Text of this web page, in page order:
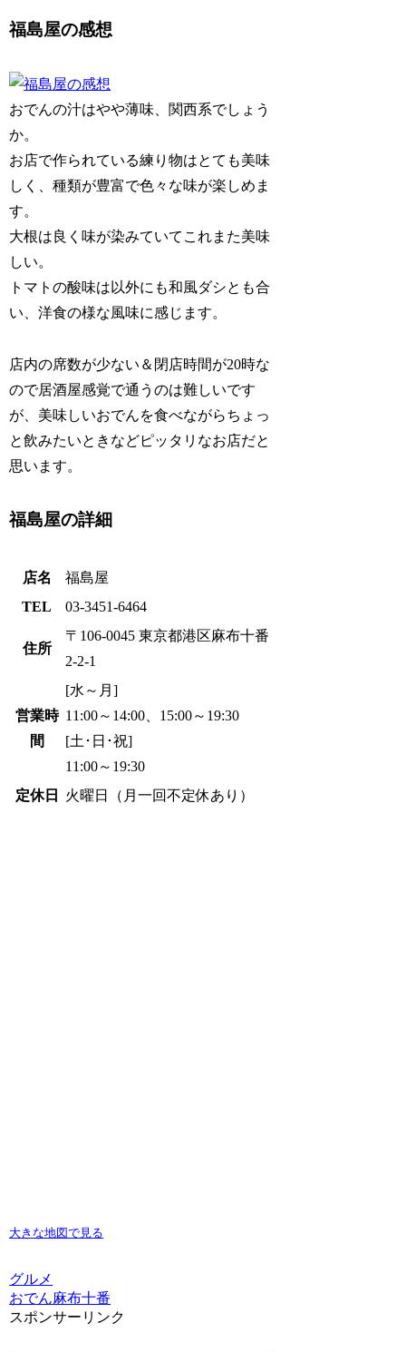
福島屋の感想
おでんの汁はやや薄味、関西系でしょう
か。
お店で作られている練り物はとても美味
しく、種類が豊富で色々な味が楽しめま
す。
大根は良く味が染みていてこれまた美味
しい。
トマトの酸味は以外にも和風ダシとも合
い、洋食の様な風味に感じます。
店内の席数が少ない＆閉店時間が20時な
ので居酒屋感覚で通うのは難しいです
が、美味しいおでんを食べながらちょっ
と飲みたいときなどピッタリなお店だと
思います。
福島屋の詳細
店名
福島屋
TEL
03-3451-6464
住所
〒106-0045 東京都港区麻布十番
2-2-1
営業時
間
[水～月]
11:00～14:00、15:00～19:30
[土･日･祝]
11:00～19:30
定休日
火曜日（月一回不定休あり）
大きな地図で見る
グルメ
おでん麻布十番
スポンサーリンク